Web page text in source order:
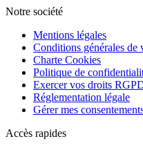
Notre société
Mentions légales
Conditions générales de
Charte Cookies
Politique de
Exercer vos droits
Réglementation légale
Gérer mes
Accès rapides